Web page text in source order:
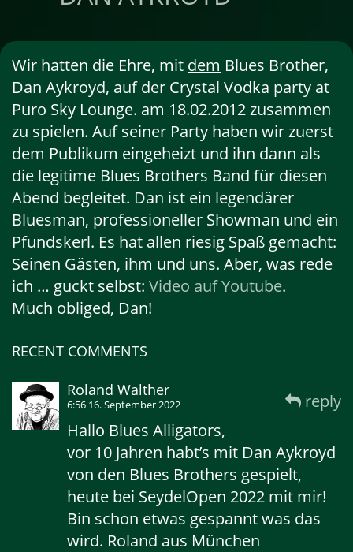
Wir hatten die Ehre, mit dem Blues Brother,
Dan Aykroyd, auf der Crystal Vodka party at
Puro Sky Lounge. am 18.02.2012 zusammen
zu spielen. Auf seiner Party haben wir zuerst
dem Publikum eingeheizt und ihn dann als
die legitime Blues Brothers Band für diesen
Abend begleitet. Dan ist ein legendärer
Bluesman, professioneller Showman und ein
Pfundskerl. Es hat allen riesig Spaß gemacht:
Seinen Gästen, ihm und uns. Aber, was rede
ich … guckt selbst: Video auf Youtube.
Much obliged, Dan!
RECENT COMMENTS
Roland Walther
6:56 16. September 2022
Hallo Blues Alligators,
vor 10 Jahren habt’s mit Dan Aykroyd
von den Blues Brothers gespielt,
heute bei SeydelOpen 2022 mit mir!
Bin schon etwas gespannt was das
wird. Roland aus München
reply